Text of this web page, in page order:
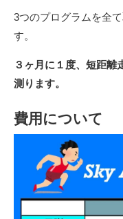
3つのプログラムを全
す。
３ヶ月に１度、短距離
測ります。
費用について